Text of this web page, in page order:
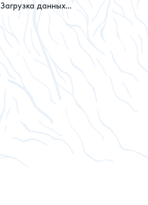
Загрузка данных...